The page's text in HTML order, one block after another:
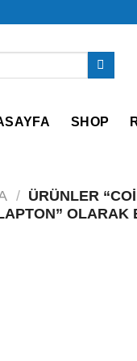
SHOP
/ ÜRÜNLER
OLARAK